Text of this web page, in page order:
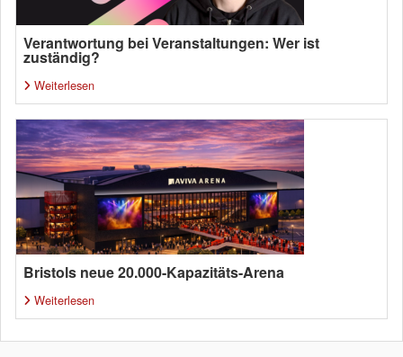
Verantwortung bei Veranstaltungen: Wer ist
zuständig?
Weiterlesen
Bristols neue 20.000-Kapazitäts-Arena
Weiterlesen